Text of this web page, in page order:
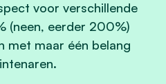
voor verschillende
(neen, eerder 200%)
met maar één belang